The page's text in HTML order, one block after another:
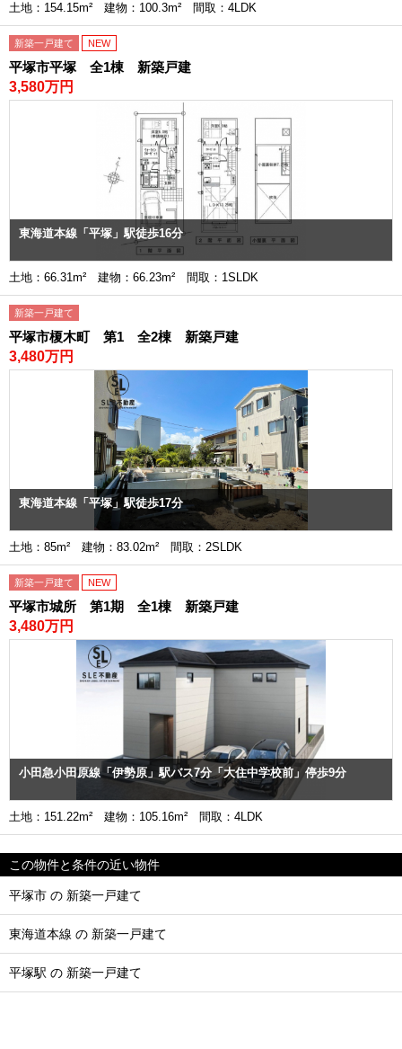
土地：154.15m² 建物：100.3m² 間取：4LDK
新築一戸建て NEW
平塚市平塚 全1棟 新築戸建
3,580万円
東海道本線「平塚」駅徒歩16分
土地：66.31m² 建物：66.23m² 間取：1SLDK
新築一戸建て
平塚市榎木町 第1 全2棟 新築戸建
3,480万円
東海道本線「平塚」駅徒歩17分
土地：85m² 建物：83.02m² 間取：2SLDK
新築一戸建て NEW
平塚市城所 第1期 全1棟 新築戸建
3,480万円
小田急小田原線「伊勢原」駅バス7分「大住中学校前」停歩9分
土地：151.22m² 建物：105.16m² 間取：4LDK
この物件と条件の近い物件
平塚市 の 新築一戸建て
東海道本線 の 新築一戸建て
平塚駅 の 新築一戸建て